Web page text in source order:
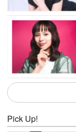
Pick Up!